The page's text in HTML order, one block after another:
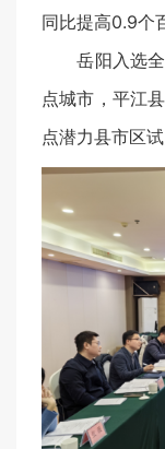
同比提高0.9个
岳阳入选全
点城市，平江
点潜力县市区试